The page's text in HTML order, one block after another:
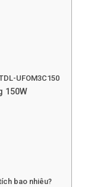
UFOM3C150
150W
bao nhiêu?